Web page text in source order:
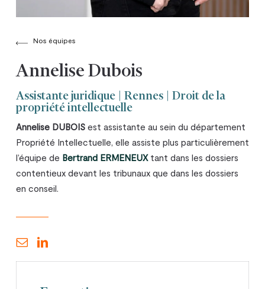
Nos équipes
Annelise Dubois
Assistante juridique | Rennes | Droit de la
propriété intellectuelle
Annelise DUBOISest assistante au sein du département
Propriété Intellectuelle, elle assiste plus particulièrement
l’équipe de Bertrand ERMENEUX tant dans les dossiers
contentieux devant les tribunaux que dans les dossiers
en conseil.